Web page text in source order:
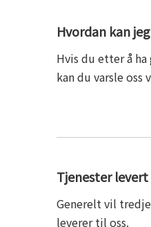
Hvordan kan
Hvis du etter å
kan du varsle oss
Tjenester
Generelt vil
leverer til oss.